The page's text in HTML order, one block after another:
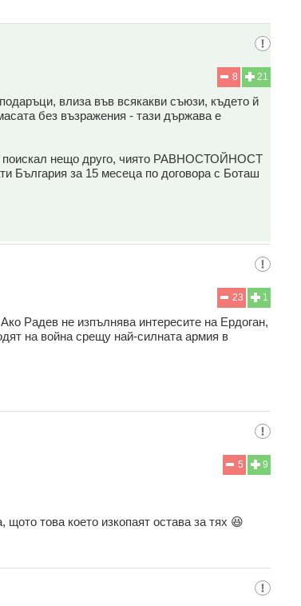
21
8
влиза във всякакви съюзи, където й
без възражения - тази държава е
поискал нещо друго, чиято РАВНОСТОЙНОСТ
за 15 месеца по договора с Боташ
1
23
Радев не изпълнява интересите на Ердоган,
на война срещу най-силната армия в
9
5
това което изкопаят остава за тях 😆